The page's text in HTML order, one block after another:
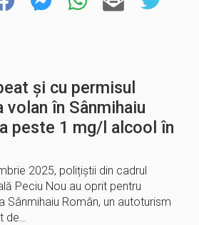
și cu permisul
volan în Sânmihaiu
peste 1 mg/l alcool în
2025, polițiștii din cadrul
Peciu Nou au oprit pentru
Sânmihaiu Român, un autoturism
de…